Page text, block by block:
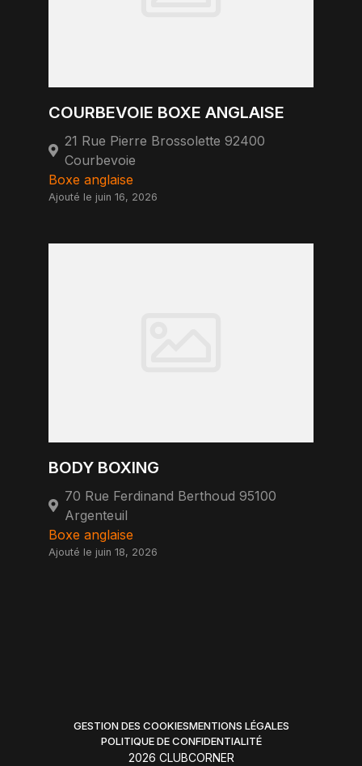
COURBEVOIE BOXE ANGLAISE
21 Rue Pierre Brossolette 92400
Courbevoie
Boxe anglaise
Ajouté le juin 16, 2026
BODY BOXING
70 Rue Ferdinand Berthoud 95100
Argenteuil
Boxe anglaise
Ajouté le juin 18, 2026
GESTION DES COOKIESMENTIONS LÉGALES
POLITIQUE DE CONFIDENTIALITÉ
2026 CLUBCORNER